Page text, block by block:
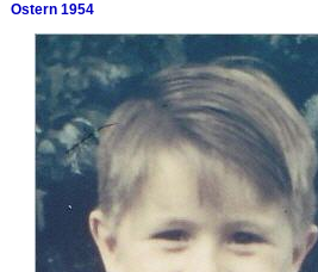
Ostern 1954